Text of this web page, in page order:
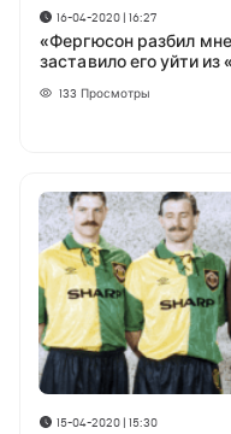
16-04-2020 | 16:27
«Фергюсон разбил
заставило его уйти
133 Просмотры
15-04-2020 | 15:30